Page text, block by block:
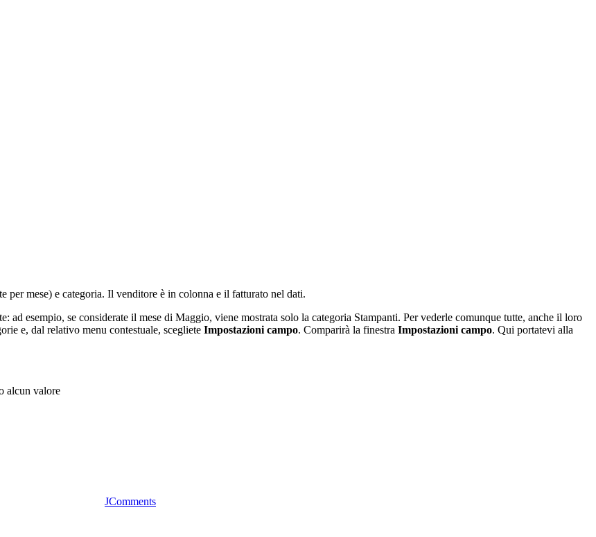
per mese) e categoria. Il venditore è in colonna e il fatturato nel dati.
ad esempio, se considerate il mese di Maggio, viene mostrata solo la categoria Stampanti. Per vederle comunque tutte, anche il loro
e, dal relativo menu contestuale, scegliete Impostazioni campo. Comparirà la finestra Impostazioni campo. Qui portatevi alla
alcun valore
JComments